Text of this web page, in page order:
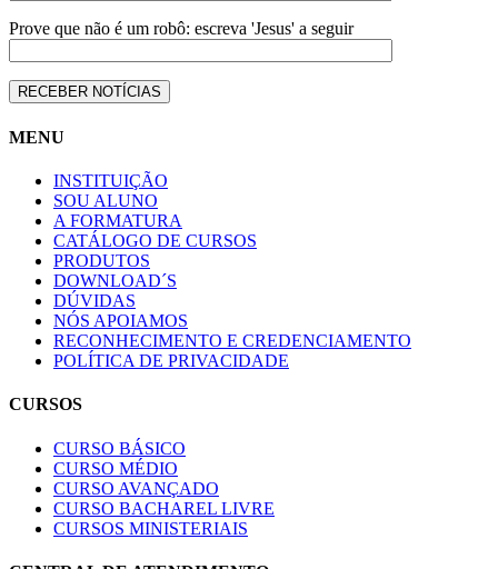
Prove que não é um robô: escreva 'Jesus' a seguir
MENU
INSTITUIÇÃO
SOU ALUNO
A FORMATURA
CATÁLOGO DE CURSOS
PRODUTOS
DOWNLOAD´S
DÚVIDAS
NÓS APOIAMOS
RECONHECIMENTO E CREDENCIAMENTO
POLÍTICA DE PRIVACIDADE
CURSOS
CURSO BÁSICO
CURSO MÉDIO
CURSO AVANÇADO
CURSO BACHAREL LIVRE
CURSOS MINISTERIAIS